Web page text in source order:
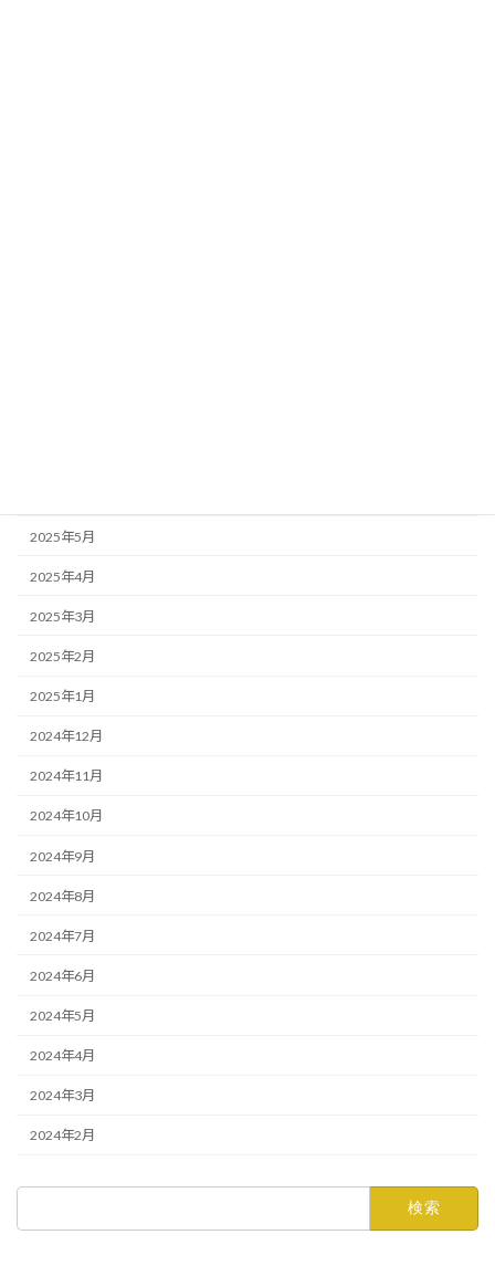
2025年5月
2025年4月
2025年3月
2025年2月
2025年1月
2024年12月
2024年11月
2024年10月
2024年9月
2024年8月
2024年7月
2024年6月
2024年5月
2024年4月
2024年3月
2024年2月